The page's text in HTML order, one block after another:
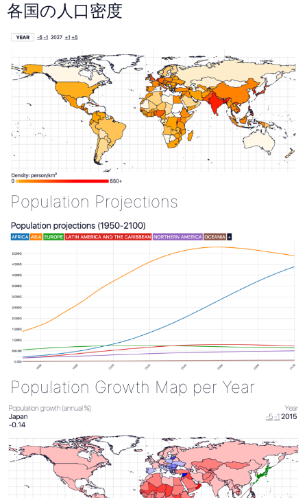
各国の人口密度
Population Projections
Population Growth Map per Year